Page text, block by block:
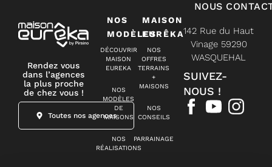
Rendez vous
dans l’agences
la plus proche
de chez vous !
Toutes nos agences
NOS
MODÈLES
DÉCOUVRIR
MAISON
EUREKA
NOS
MODÈLES
DE
MAISONS
NOS
RÉALISATIONS
MAISON
EURÊKA
NOS
OFFRES
TERRAINS
+
MAISONS
NOS
CONSEILS
PARRAINAGE
NOUS
142 Rue du Haut
Vinage 59290
WASQUEHAL
SUIVEZ-
NOUS !